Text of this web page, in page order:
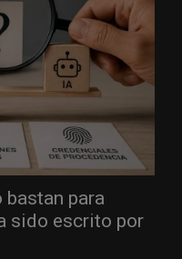
para
sido escrito por